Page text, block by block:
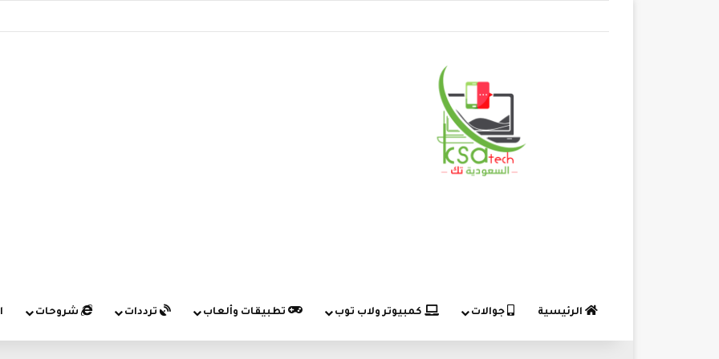
الرئيسية جوالات كمبيوتر ولاب توب تطبيقات وألعاب ترددات شروحات